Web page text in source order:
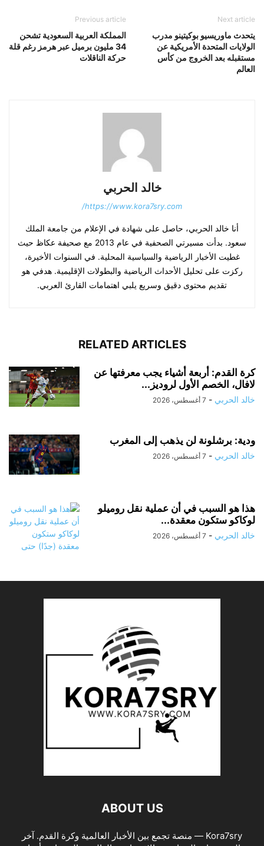
Previous article
المملكة العربية السعودية تشحن
34 مليون برميل عبر هرمز رغم قلة
حركة الناقلات
Next article
يتحدث ماوريسيو بوكيتينو مدرب
الولايات المتحدة الأمريكية عن
مستقبله بعد الخروج من كأس
العالم
خالد الحربي
https://www.kora7sry.com/
أنا خالد الحربي، حاصل على شهادة في الإعلام من جامعة الملك
سعود. بدأت مسيرتي الصحفية في عام 2013 مع صحيفة عكاظ حيث
غطيت الأخبار الرياضية والسياسية المحلية. في السنوات الأخيرة،
ركزت على تحليل الأحداث الرياضية والبطولات الإقليمية. هدفي هو
تقديم محتوى دقيق وسريع يلبي اهتمامات القارئ العربي.
RELATED ARTICLES
كرة القدم: أربعة أشياء يجب معرفتها عن
لافال، الخصم الأول لروديز...
خالد الحربي - 7 أغسطس، 2026
ودية: برشلونة لن يذهب إلى المغرب
خالد الحربي - 7 أغسطس، 2026
هذا هو السبب في أن عملية نقل روميلو
لوكاكو ستكون معقدة...
خالد الحربي - 7 أغسطس، 2026
ABOUT US
Kora7sry — منصة تجمع بين الأخبار العالمية وكرة القدم. آخر